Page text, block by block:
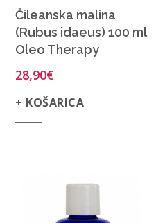
Čileanska malina
(Rubus idaeus) 100 ml
Oleo Therapy
28,90€
+ KOŠARICA